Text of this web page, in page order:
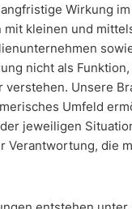
Wirkung
mit kleinen und
nicht als
verstehen. Unsere
Umfeld
jeweiligen
Verantwortung, die